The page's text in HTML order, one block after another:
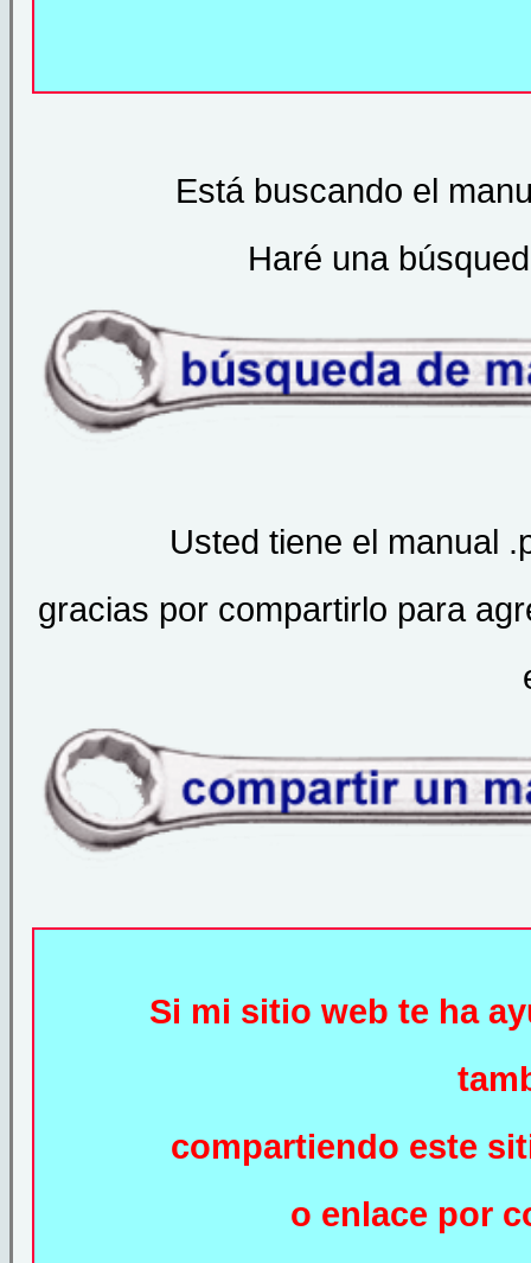
Está buscando el
Haré una
Usted tiene el manual
gracias por compartirlo para
Si mi sitio web te ha
compartiendo este
o enlace por